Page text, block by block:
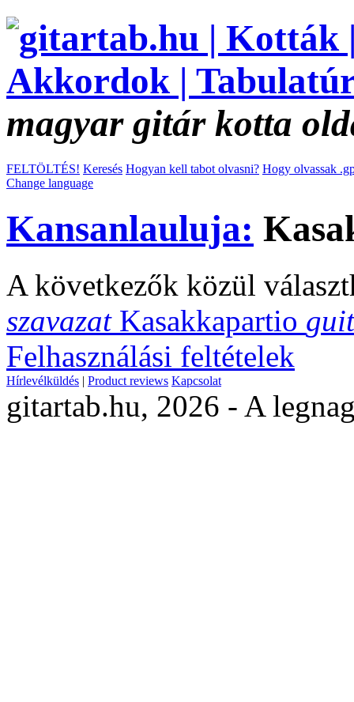
magyar gitár kotta
FELTÖLTÉS! Keresés Hogyan kell tabot olvasni? Hogy olvassak
Change language
Kansanlauluja:
A következők közül
szavazat Kasakkapartio
Felhasználási feltételek
Hírlevélküldés | Product reviews Kapcsolat
gitartab.hu, 2026 - A